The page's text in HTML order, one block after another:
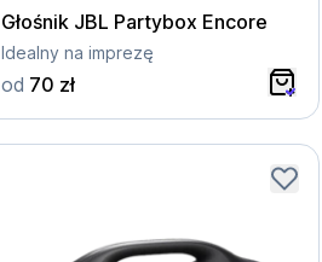
Głośnik JBL Partybox Encore
Idealny na imprezę
od 70 zł